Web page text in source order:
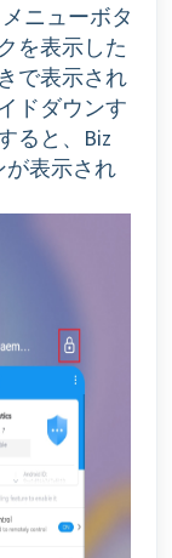
ニューボタ
を表示した
で表示され
ドダウンす
ると、Biz
が表示され